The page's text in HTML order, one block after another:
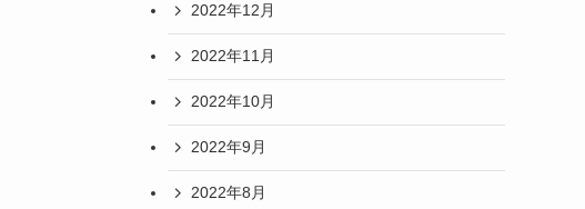
2022年12月
2022年11月
2022年10月
2022年9月
2022年8月